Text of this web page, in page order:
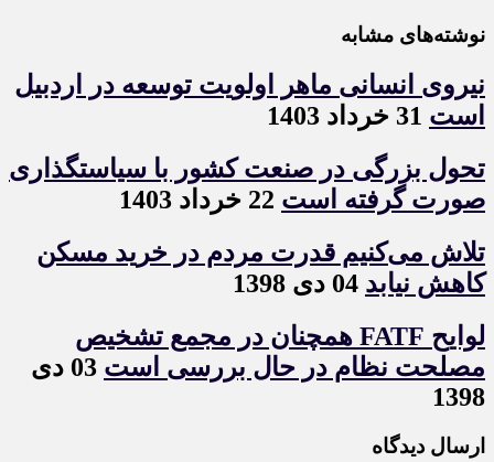
نوشته‌های مشابه
نیروی انسانی ماهر اولویت توسعه در اردبیل
است
تحول بزرگی در صنعت کشور با سیاستگذاری
صورت گرفته است
تلاش می‌کنیم قدرت مردم در خرید مسکن
کاهش نیابد
لوایح FATF همچنان در مجمع تشخیص
مصلحت نظام در حال بررسی است
03 دی
1398
ارسال دیدگاه